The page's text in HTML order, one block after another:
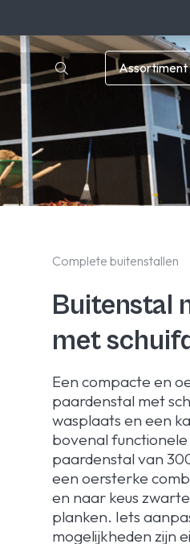
Assortiment
Complete buitenstallen
Buitenstal
met
Een compacte en
paardenstal met
wasplaats en een
bovenal
paardenstal van
een oersterke
en naar keus
planken. Iets
mogelijkheden zijn